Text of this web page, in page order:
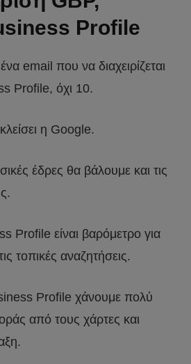
Profile
email που να διαχειρίζεται
Profile, όχι 10.
η Google.
έδρες θα βάλουμε και τις
Profile είναι βαρόμετρο για
τοπικές αναζητήσεις.
Profile χάνουμε πολύ
από τους χάρτες και